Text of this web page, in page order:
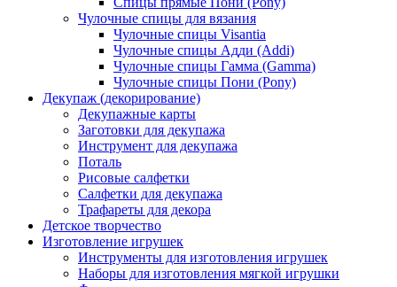
Чулочные спицы для вязания
Чулочные спицы Visantia
Чулочные спицы Адди (Addi)
Чулочные спицы Гамма (Gamma)
Чулочные спицы Пони (Pony)
Декупаж (декорирование)
Декупажные карты
Заготовки для декупажа
Инструмент для декупажа
Поталь
Рисовые салфетки
Салфетки для декупажа
Трафареты для декора
Детское творчество
Изготовление игрушек
Инструменты для изготовления игрушек
Наборы для изготовления мягкой игрушки